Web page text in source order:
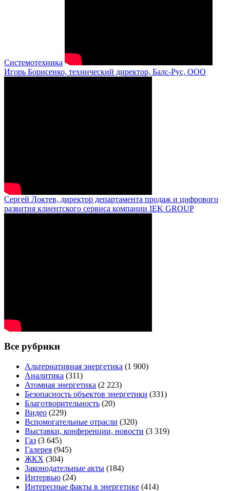
Системотехника
Игорь Борисенко, технический директор, Балс-Рус, ООО
Сергей Локтев, директор департамента продаж и цифрового
развития клиентского сервиса компании IEK GROUP
Все рубрики
Альтернативная энергетика (1 900)
Аналитика (311)
Атомная энергетика (2 223)
Безопасность объектов энергетики (331)
Благотворительность (20)
Видео (229)
Вспомогательные отрасли (320)
Выставки, конференции, новости (3 319)
Газ (3 645)
Галерея (945)
ЖКХ (304)
Законодательные акты (184)
Интервью (24)
Интересные факты в энергетике (414)